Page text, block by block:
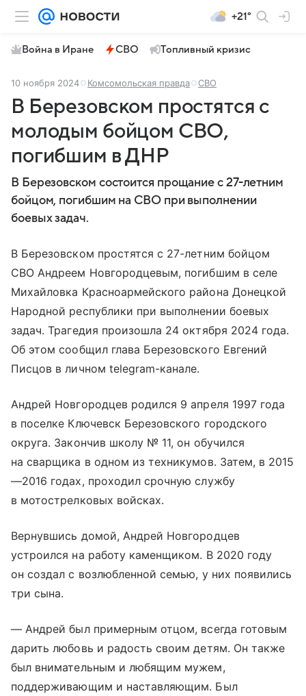
+21°
Война в Иране СВО Топливный кризис
10 ноября 2024 Комсомольская правда СВО
В Березовском простятся с
молодым бойцом СВО,
погибшим в ДНР
В Березовском состоится прощание с 27-летним
бойцом, погибшим на СВО при выполнении
боевых задач.
В Березовском простятся с 27-летним бойцом
СВО Андреем Новгородцевым, погибшим в селе
Михайловка Красноармейского района Донецкой
Народной республики при выполнении боевых
задач. Трагедия произошла 24 октября 2024 года.
Об этом сообщил глава Березовского Евгений
Писцов в личном telegram-канале.
Андрей Новгородцев родился 9 апреля 1997 года
в поселке Ключевск Березовского городского
округа. Закончив школу № 11, он обучился
на сварщика в одном из техникумов. Затем, в 2015
—2016 годах, проходил срочную службу
в мотострелковых войсках.
Вернувшись домой, Андрей Новгородцев
устроился на работу каменщиком. В 2020 году
он создал с возлюбленной семью, у них появились
три сына.
— Андрей был примерным отцом, всегда готовым
дарить любовь и радость своим детям. Он также
был внимательным и любящим мужем,
поддерживающим и наставляющим. Был